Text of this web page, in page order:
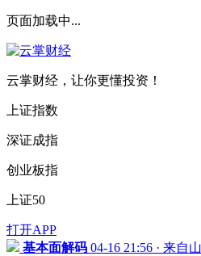
页面加载中...
云掌财经，让你更懂投资！
上证指数
深证成指
创业板指
上证50
打开APP
基本面解码 04-16 21:56 · 来自